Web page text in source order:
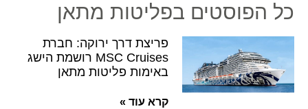
כל הפוסטים בפליטות מתאן
פריצת דרך ירוקה: חברת
MSC Cruises רושמת הישג
באימות פליטות מתאן
קרא עוד »